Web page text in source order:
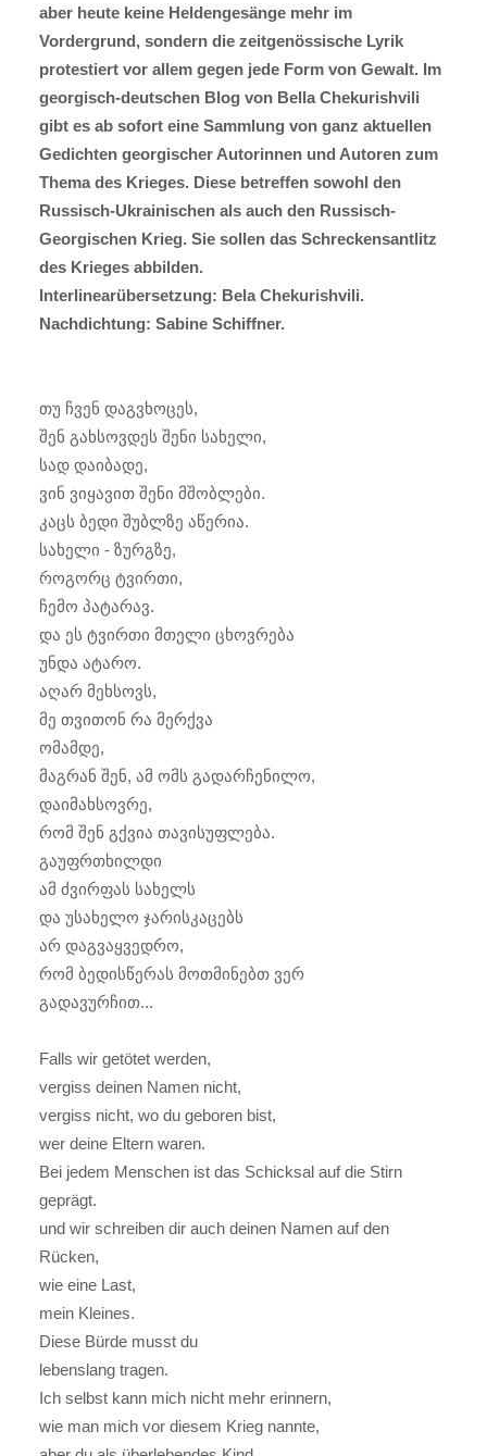
aber heute keine Heldengesänge mehr im
Vordergrund, sondern die zeitgenössische Lyrik
protestiert vor allem gegen jede Form von Gewalt. Im
georgisch-deutschen Blog von Bella Chekurishvili
gibt es ab sofort eine Sammlung von ganz aktuellen
Gedichten georgischer Autorinnen und Autoren zum
Thema des Krieges. Diese betreffen sowohl den
Russisch-Ukrainischen als auch den Russisch-
Georgischen Krieg. Sie sollen das Schreckensantlitz
des Krieges abbilden.
Interlinearübersetzung: Bela Chekurishvili.
Nachdichtung: Sabine Schiffner.
თუ ჩვენ დაგვხოცეს,
შენ გახსოვდეს შენი სახელი,
სად დაიბადე,
ვინ ვიყავით შენი მშობლები.
კაცს ბედი შუბლზე აწერია.
სახელი - ზურგზე,
როგორც ტვირთი,
ჩემო პატარავ.
და ეს ტვირთი მთელი ცხოვრება
უნდა ატარო.
აღარ მეხსოვს,
მე თვითონ რა მერქვა
ომამდე,
მაგრან შენ, ამ ომს გადარჩენილო,
დაიმახსოვრე,
რომ შენ გქვია თავისუფლება.
გაუფრთხილდი
ამ ძვირფას სახელს
და უსახელო ჯარისკაცებს
არ დაგვაყვედრო,
რომ ბედისწერას მოთმინებთ ვერ
გადავურჩით...
Falls wir getötet werden,
vergiss deinen Namen nicht,
vergiss nicht, wo du geboren bist,
wer deine Eltern waren.
Bei jedem Menschen ist das Schicksal auf die Stirn
geprägt.
und wir schreiben dir auch deinen Namen auf den
Rücken,
wie eine Last,
mein Kleines.
Diese Bürde musst du
lebenslang tragen.
Ich selbst kann mich nicht mehr erinnern,
wie man mich vor diesem Krieg nannte,